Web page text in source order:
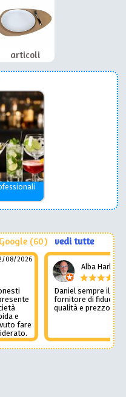
articoli
(60) vedi tutte
08/2026
e
fare
in
Alba Harley
Daniel sempre il
fornitore di fiducia
qualità e prezzo